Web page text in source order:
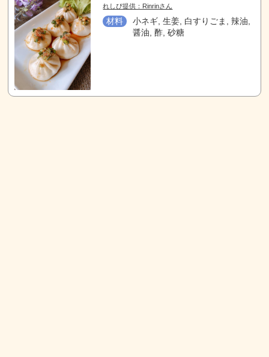
れしぴ提供：Rinrinさん
材料
小ネギ, 生姜, 白すりごま, 辣油,
醤油, 酢, 砂糖